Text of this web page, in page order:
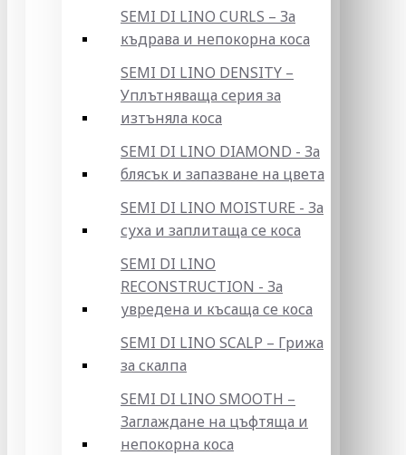
SEMI DI LINO CURLS – За
къдрава и непокорна коса
SEMI DI LINO DENSITY –
Уплътняваща серия за
изтъняла коса
SEMI DI LINO DIAMOND - За
блясък и запазване на цвета
SEMI DI LINO MOISTURE - За
суха и заплитаща се коса
SEMI DI LINO
RECONSTRUCTION - За
увредена и късаща се коса
SEMI DI LINO SCALP – Грижа
за скалпа
SEMI DI LINO SMOOTH –
Заглаждане на цъфтяща и
непокорна коса